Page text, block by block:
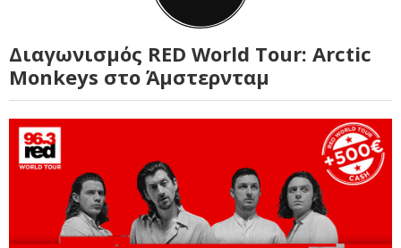
Διαγωνισμός RED World Tour: Arctic
Monkeys στο Άμστερνταμ